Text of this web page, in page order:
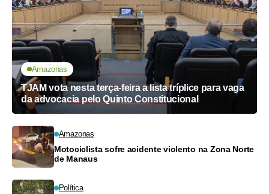
Amazonas
TJAM vota nesta terça-feira a lista tríplice para vaga
da advocacia pelo Quinto Constitucional
Amazonas
Motociclista sofre acidente violento na Zona Norte
de Manaus
Política